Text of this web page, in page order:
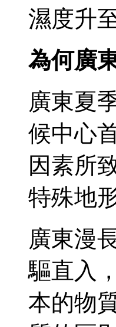
濕度升
為何廣
廣東夏
候中心
因素所
特殊地
廣東漫
驅直入
本的物